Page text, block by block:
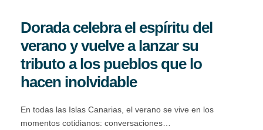
Dorada celebra el espíritu del
verano y vuelve a lanzar su
tributo a los pueblos que lo
hacen inolvidable
En todas las Islas Canarias, el verano se vive en los
momentos cotidianos: conversaciones…